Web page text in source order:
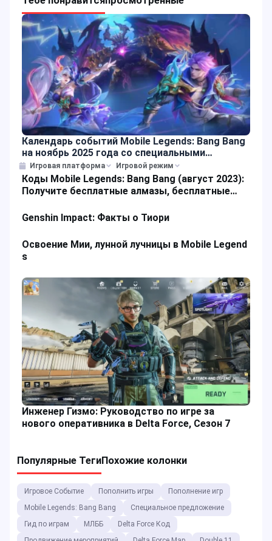
Календарь событий Mobile Legends: Bang Bang
на ноябрь 2025 года со специальными
предложениями
Игровая платформа Игровой режим
Коды Mobile Legends: Bang Bang (август 2023):
Получите бесплатные алмазы, бесплатные
Genshin Impact: Факты о Тиори
Освоение Мии, лунной лучницы в Mobile Legend
s
Инженер Гизмо: Руководство по игре за
нового оперативника в Delta Force, Сезон 7
Популярные ТегиПохожие колонки
Игровое Событие Пополнить игры
Пополнение игр
Mobile Legends: Bang Bang
Специальное предложение
Гид по играм
МЛББ
Delta Force Код